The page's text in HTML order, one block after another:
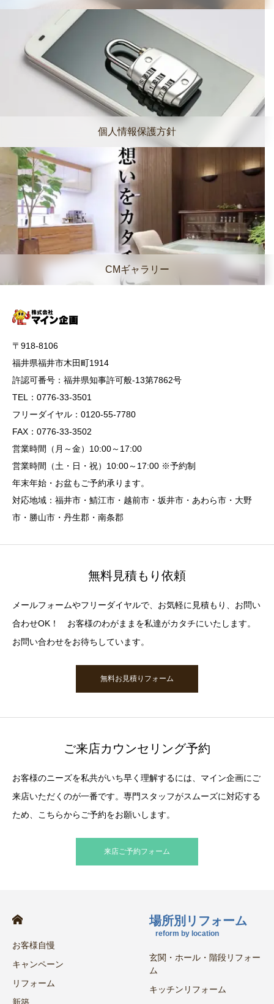
個人情報保護方針
CMギャラリー
〒918-8106
福井県福井市木田町1914
許認可番号：福井県知事許可般-13第7862号
TEL：0776-33-3501
フリーダイヤル：0120-55-7780
FAX：0776-33-3502
営業時間（月～金）10:00～17:00
営業時間（土・日・祝）10:00～17:00 ※予約制
年末年始・お盆もご予約承ります。
対応地域：福井市・鯖江市・越前市・坂井市・あわら市・大野
市・勝山市・丹生郡・南条郡
無料見積もり依頼
メールフォームやフリーダイヤルで、お気軽に見積もり、お問い
合わせOK！ お客様のわがままを私達がカタチにいたします。
お問い合わせをお待ちしています。
無料お見積りフォーム
ご来店カウンセリング予約
お客様のニーズを私共がいち早く理解するには、マイン企画にご
来店いただくのが一番です。専門スタッフがスムーズに対応する
ため、こちらからご予約をお願いします。
来店ご予約フォーム
お客様自慢
キャンペーン
リフォーム
場所別リフォーム
reform by location
玄関・ホール・階段リフォー
ム
キッチンリフォーム